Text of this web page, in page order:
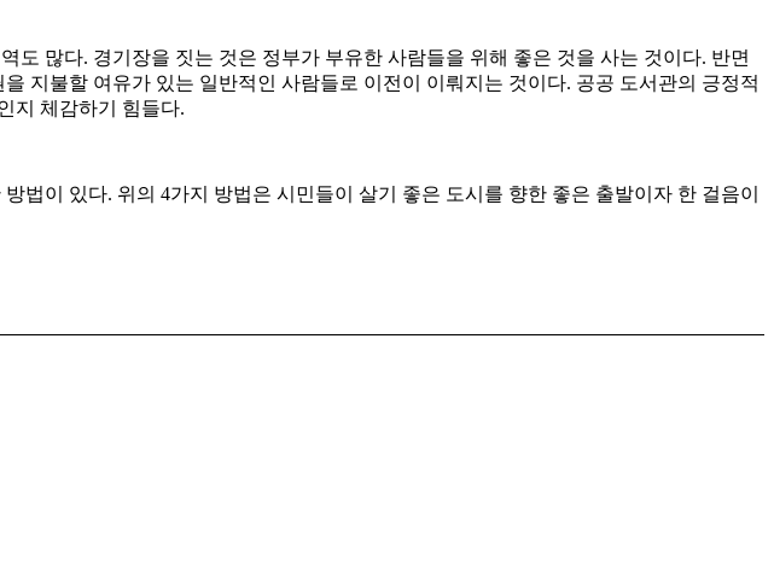
많다. 경기장을 짓는 것은 정부가 부유한 사람들을 위해 좋은 것을 사는 것이다. 반면
지불할 여유가 있는 일반적인 사람들로 이전이 이뤄지는 것이다. 공공 도서관의 긍정적
지 체감하기 힘들다.
법이 있다. 위의 4가지 방법은 시민들이 살기 좋은 도시를 향한 좋은 출발이자 한 걸음이